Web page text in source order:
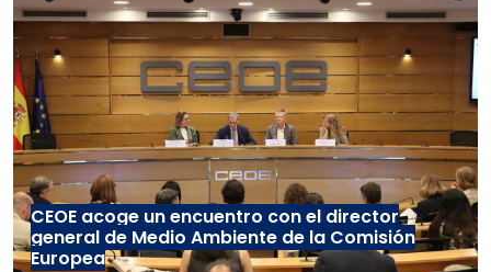
CEOE acoge un encuentro con el director
general de Medio Ambiente de la Comisión
Europea